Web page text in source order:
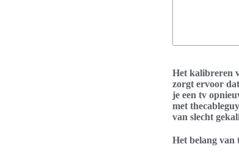
Het kalibreren
zorgt ervoor
je een tv
met
van slecht
Het belang van